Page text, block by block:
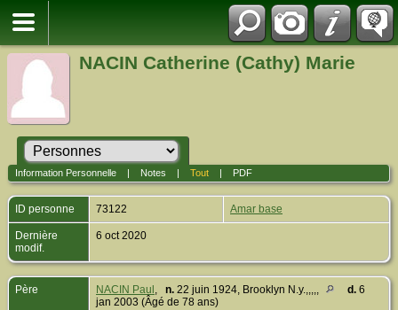
NACIN Catherine (Cathy) Marie
Information Personnelle| Notes Tout| PDF
ID personne 73122 Amar base
Dernière
modif.
6 oct 2020
Père NACIN Paul , n. 22 juin 1924, Brooklyn N.y.,,,,, d. 6
jan 2003 (Âgé de 78 ans)